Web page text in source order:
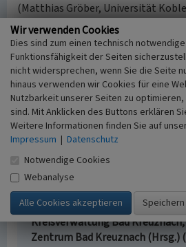
(Matthias Gröber, Universität
Internet:
www.alemannia-judaica.de
www.uni-heidelberg.de(abgerufen
Literatur
Generaldirektion Kulturelles
(Hrsg.) (2015) Nachrichtliches
Kulturdenkmäler, Kreis Bad
28.09.2015. Mainz. Online
denkmallisten.gdke-rlp.de/Bad
abgerufen am 17.02.2016
Kreisverwaltung Bad
Zentrum Bad Kreuznach (Hrsg.)
Wir verwenden Cookies
Dies sind zum einen technisch
Funktionsfähigkeit der Seiten
nicht widersprechen, wenn Sie die Seite
hinaus verwenden wir Cookies für eine
Nutzbarkeit unserer Seiten zu
sind. Mit Anklicken des Buttons erklären
Weitere Informationen finden Sie auf
Impressum | Datenschutz
Notwendige Cookies
Webanalyse